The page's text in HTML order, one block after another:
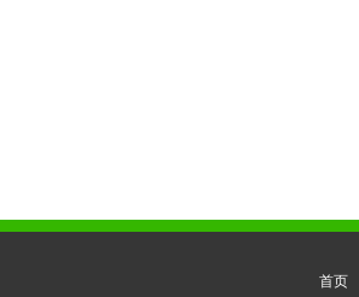
首页